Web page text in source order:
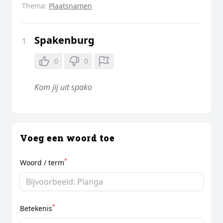
Thema: Plaatsnamen
1 Spakenburg
0 0
Kom jij uit spako
Voeg een woord toe
Woord / term*
Betekenis*